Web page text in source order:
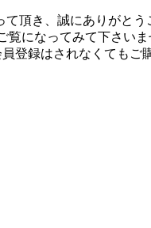
頂き、誠にありがと
になってみて下さい
登録はされなくても